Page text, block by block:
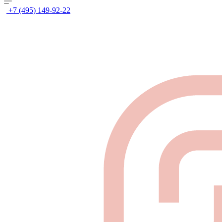
+7 (495) 149-92-22